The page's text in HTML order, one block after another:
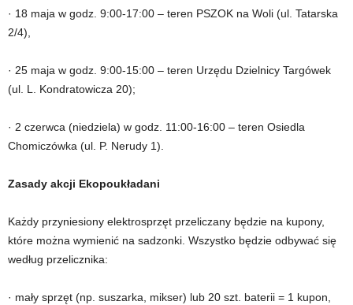
· 18 maja w godz. 9:00-17:00 – teren PSZOK na Woli (ul. Tatarska
2/4),
· 25 maja w godz. 9:00-15:00 – teren Urzędu Dzielnicy Targówek
(ul. L. Kondratowicza 20);
· 2 czerwca (niedziela) w godz. 11:00-16:00 – teren Osiedla
Chomiczówka (ul. P. Nerudy 1).
Zasady akcji Ekopoukładani
Każdy przyniesiony elektrosprzęt przeliczany będzie na kupony,
które można wymienić na sadzonki. Wszystko będzie odbywać się
według przelicznika:
· mały sprzęt (np. suszarka, mikser) lub 20 szt. baterii = 1 kupon,